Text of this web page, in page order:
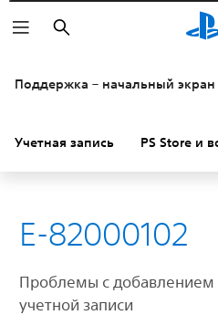
Поиск
Поддержка – начальный экран
Учетная запись PS Store и
E-82000102
Проблемы с добавлением
учетной записи